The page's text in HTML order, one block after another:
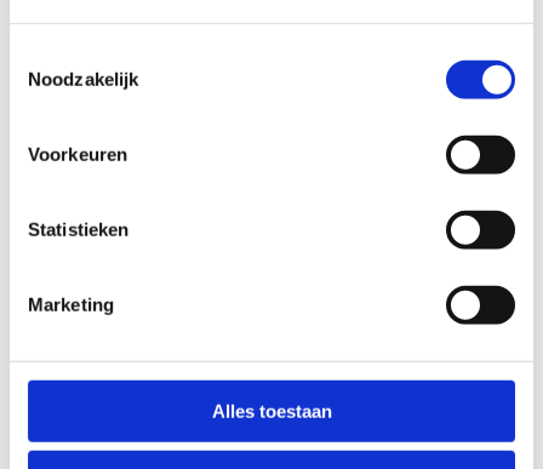
Noodzakelijk
Voorkeuren
Statistieken
Marketing
Alles toestaan
slecht
Bewolkt
Winters